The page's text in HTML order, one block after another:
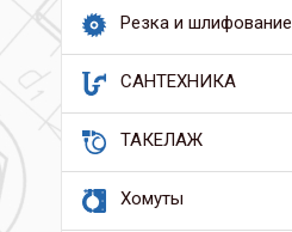
Резка и шлифование
САНТЕХНИКА
ТАКЕЛАЖ
Хомуты